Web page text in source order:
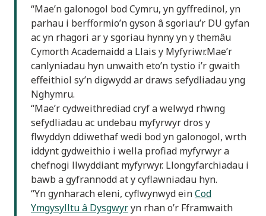
“Mae’n galonogol bod Cymru, yn gyffredinol, yn
parhau i berfformio’n gyson â sgoriau’r DU gyfan
ac yn rhagori ar y sgoriau hynny yn y themâu
Cymorth Academaidd a Llais y Myfyriwr.Mae’r
canlyniadau hyn unwaith eto’n tystio i’r gwaith
effeithiol sy’n digwydd ar draws sefydliadau yng
Nghymru.
“Mae’r cydweithrediad cryf a welwyd rhwng
sefydliadau ac undebau myfyrwyr dros y
flwyddyn ddiwethaf wedi bod yn galonogol, wrth
iddynt gydweithio i wella profiad myfyrwyr a
chefnogi llwyddiant myfyrwyr. Llongyfarchiadau i
bawb a gyfrannodd at y cyflawniadau hyn.
“Yn gynharach eleni, cyflwynwyd einCod
Ymgysylltu â Dysgwyryn rhan o’r Fframwaith